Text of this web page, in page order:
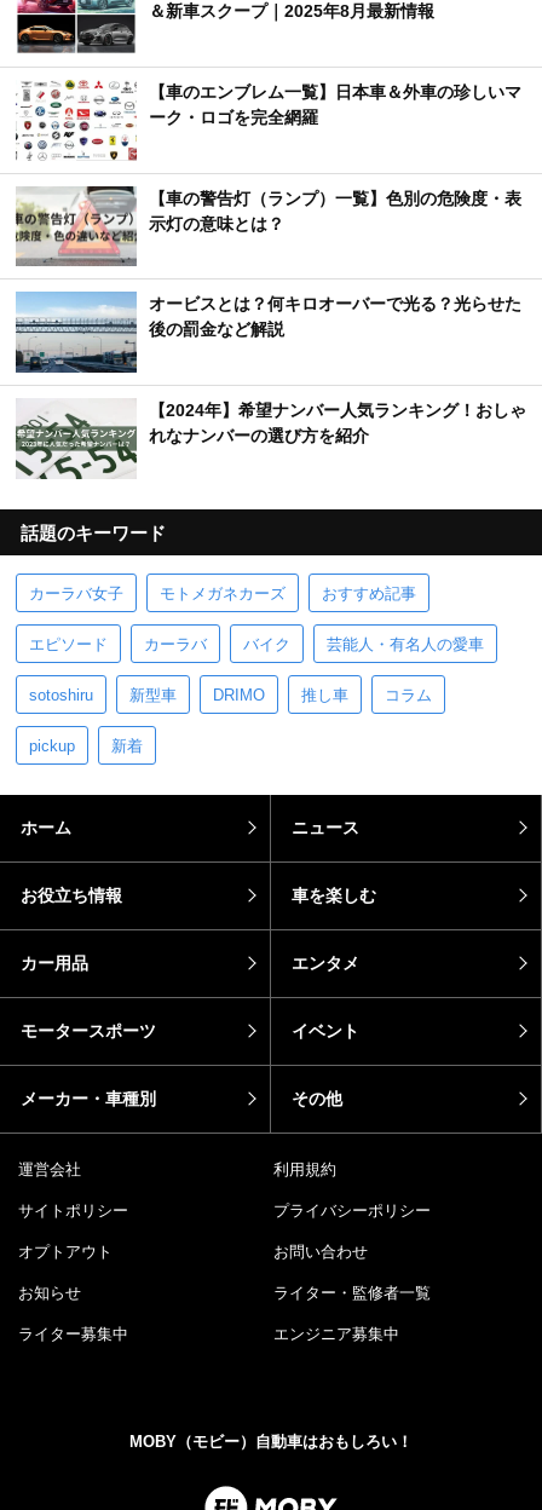
＆新車スクープ｜2025年8月最新情報
【車のエンブレム一覧】日本車＆外車の珍しいマ
ーク・ロゴを完全網羅
【車の警告灯（ランプ）一覧】色別の危険度・表
示灯の意味とは？
オービスとは？何キロオーバーで光る？光らせた
後の罰金など解説
【2024年】希望ナンバー人気ランキング！おしゃ
れなナンバーの選び方を紹介
話題のキーワード
カーラバ女子 モトメガネカーズ おすすめ記事
エピソード カーラバ バイク 芸能人・有名人の愛車
sotoshiru 新型車 DRIMO 推し車 コラム
pickup 新着
ホーム ニュース
お役立ち情報 車を楽しむ
カー用品 エンタメ
モータースポーツ イベント
メーカー・車種別 その他
運営会社 利用規約
サイトポリシー プライバシーポリシー
オプトアウト お問い合わせ
お知らせ ライター・監修者一覧
ライター募集中 エンジニア募集中
MOBY（モビー）自動車はおもしろい！